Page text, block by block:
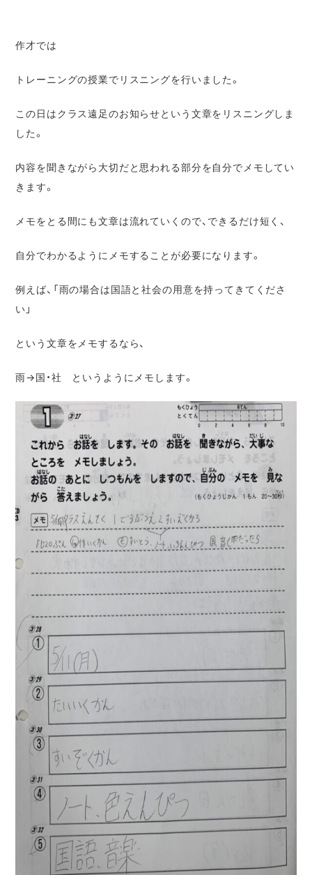
作才では
トレーニングの授業でリスニングを行いました。
この日はクラス遠足のお知らせという文章をリスニングしま
した。
内容を聞きながら大切だと思われる部分を自分でメモしてい
きます。
メモをとる間にも文章は流れていくので、できるだけ短く、
自分でわかるようにメモすることが必要になります。
例えば、「雨の場合は国語と社会の用意を持ってきてくださ
い」
という文章をメモするなら、
雨→国・社 というようにメモします。